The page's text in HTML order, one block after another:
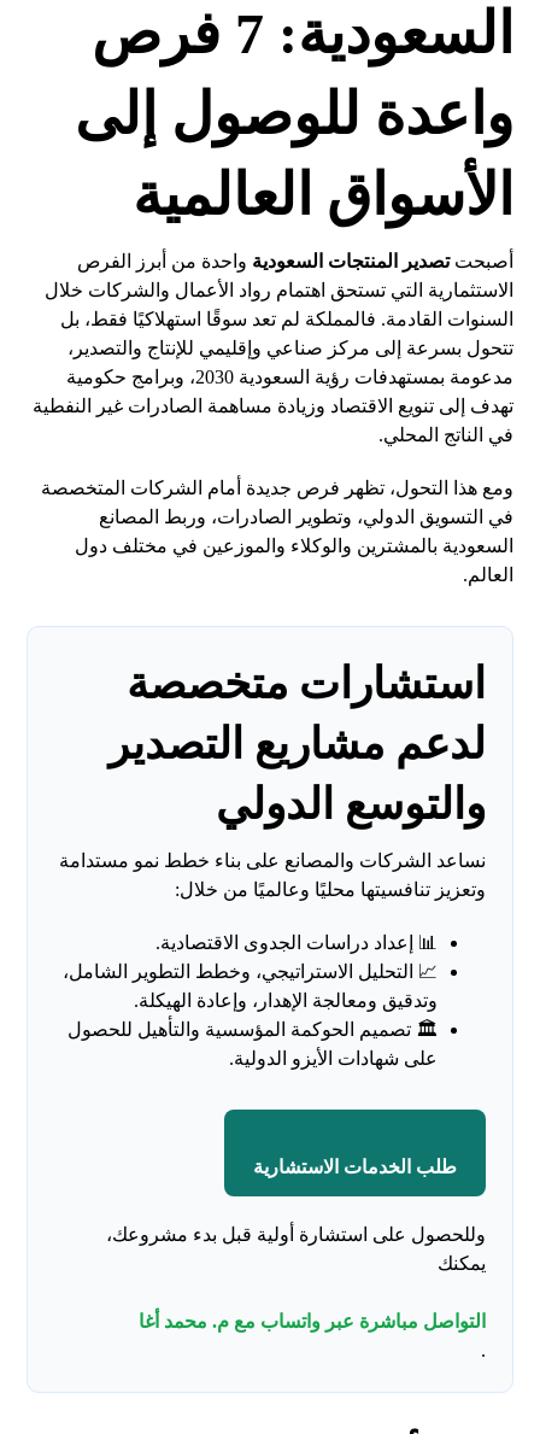
السعودية: 7 فرص
واعدة للوصول إلى
الأسواق العالمية
أصبحتتصدير المنتجات السعودية واحدة من أبرز الفرص
الاستثمارية التي تستحق اهتمام رواد الأعمال والشركات خلال
السنوات القادمة. فالمملكة لم تعد سوقًا استهلاكيًا فقط، بل
تتحول بسرعة إلى مركز صناعي وإقليمي للإنتاج والتصدير،
مدعومة بمستهدفات رؤية السعودية 2030، وبرامج حكومية
تهدف إلى تنويع الاقتصاد وزيادة مساهمة الصادرات غير النفطية
في الناتج المحلي.
ومع هذا التحول، تظهر فرص جديدة أمام الشركات المتخصصة
في التسويق الدولي، وتطوير الصادرات، وربط المصانع
السعودية بالمشترين والوكلاء والموزعين في مختلف دول
العالم.
استشارات متخصصة
لدعم مشاريع التصدير
والتوسع الدولي
نساعد الشركات والمصانع على بناء خطط نمو مستدامة
وتعزيز تنافسيتها محليًا وعالميًا من خلال:
📊 إعداد دراسات الجدوى الاقتصادية.
📈 التحليل الاستراتيجي، وخطط التطوير الشامل،
وتدقيق ومعالجة الإهدار، وإعادة الهيكلة.
🏛️ تصميم الحوكمة المؤسسية والتأهيل للحصول
على شهادات الأيزو الدولية.
طلب الخدمات الاستشارية
وللحصول على استشارة أولية قبل بدء مشروعك،
يمكنك
التواصل مباشرة عبر واتساب مع م. محمد أغا
.